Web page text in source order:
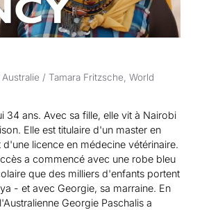
/ Tamara Fritzsche, World
34 ans. Avec sa fille, elle vit à Nairobi
Elle est titulaire d'un master en
licence en médecine vétérinaire.
a commencé avec une robe bleu
que des milliers d'enfants portent
- et avec Georgie, sa marraine. En
Georgie Paschalis a